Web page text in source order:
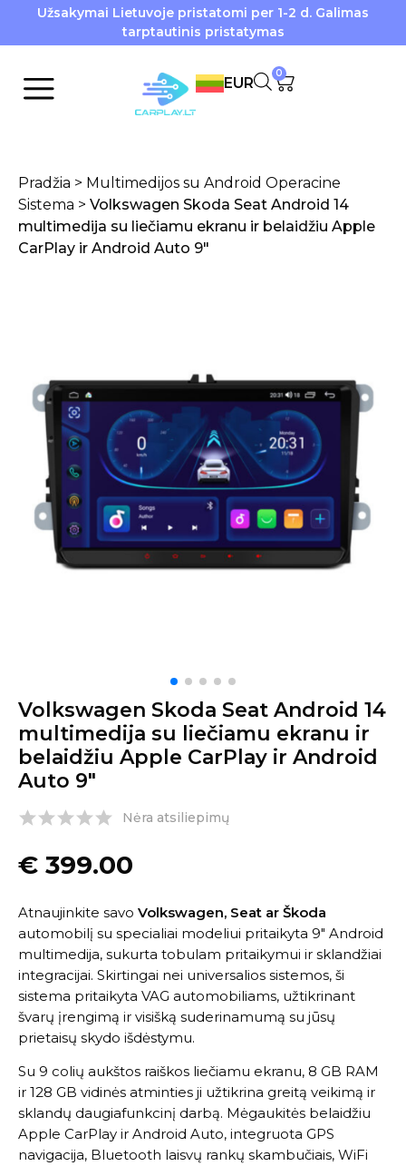
Užsakymai Lietuvoje pristatomi per 1-2 d. Galimas
tarptautinis pristatymas
EUR
0
Pradžia > Multimedijos su Android Operacine
Sistema > Volkswagen Skoda Seat Android 14
multimedija su liečiamu ekranu ir belaidžiu Apple
CarPlay ir Android Auto 9″
Volkswagen Skoda Seat Android 14
multimedija su liečiamu ekranu ir
belaidžiu Apple CarPlay ir Android
Auto 9″
Nėra atsiliepimų
€ 399.00
Atnaujinkite savo Volkswagen, Seat ar Škoda
automobilį su specialiai modeliui pritaikyta 9″ Android
multimedija, sukurta tobulam pritaikymui ir sklandžiai
integracijai. Skirtingai nei universalios sistemos, ši
sistema pritaikyta VAG automobiliams, užtikrinant
švarų įrengimą ir visišką suderinamumą su jūsų
prietaisų skydo išdėstymu.
Su 9 colių aukštos raiškos liečiamu ekranu, 8 GB RAM
ir 128 GB vidinės atminties ji užtikrina greitą veikimą ir
sklandų daugiafunkcinį darbą. Mėgaukitės belaidžiu
Apple CarPlay ir Android Auto, integruota GPS
navigacija, Bluetooth laisvų rankų skambučiais, WiFi